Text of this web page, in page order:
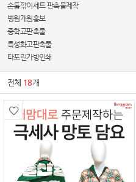
손톱깎이세트 판촉물제작
병원개원홍보
중학교판촉물
특성화고판촉물
타포린가방인쇄
전체 18개